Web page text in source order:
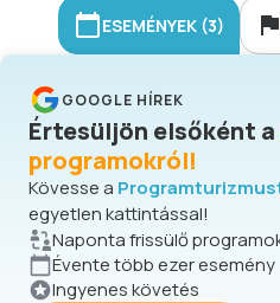
ESEMÉNYEK (3)
GOOGLE HÍREK
Értesüljön elsőként a
programokról!
Kövesse a
egyetlen kattintással!
Naponta frissülő
Évente több ezer esemény
Ingyenes követés